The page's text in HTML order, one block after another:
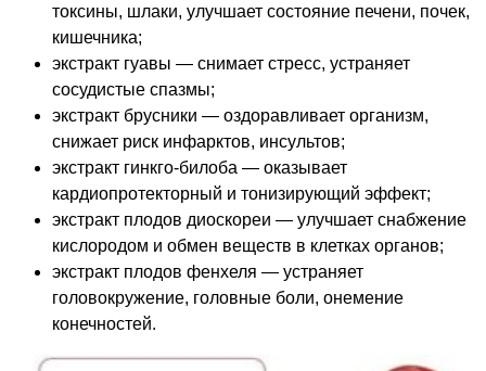
токсины, шлаки, улучшает состояние печени, почек,
кишечника;
экстракт гуавы — снимает стресс, устраняет
сосудистые спазмы;
экстракт брусники — оздоравливает организм,
снижает риск инфарктов, инсультов;
экстракт гинкго-билоба — оказывает
кардиопротекторный и тонизирующий эффект;
экстракт плодов диоскореи — улучшает снабжение
кислородом и обмен веществ в клетках органов;
экстракт плодов фенхеля — устраняет
головокружение, головные боли, онемение
конечностей.